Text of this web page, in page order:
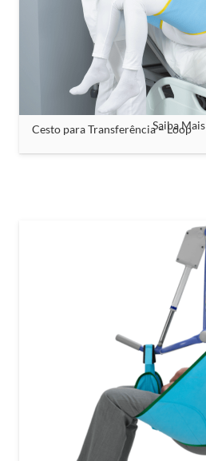
Cesto para Transferência – Loop
Saiba Mais